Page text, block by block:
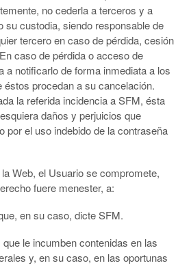
no cederla a terceros y a
su custodia, siendo responsable de
tercero en caso de pérdida, cesión
caso de pérdida o acceso de
a notificarlo de forma inmediata a los
éstos procedan a su cancelación.
la referida incidencia a SFM, ésta
daños y perjuicios que
por el uso indebido de la contraseña
Web, el Usuario se compromete,
fuere menester, a:
en su caso, dicte SFM.
le incumben contenidas en las
y, en su caso, en las oportunas